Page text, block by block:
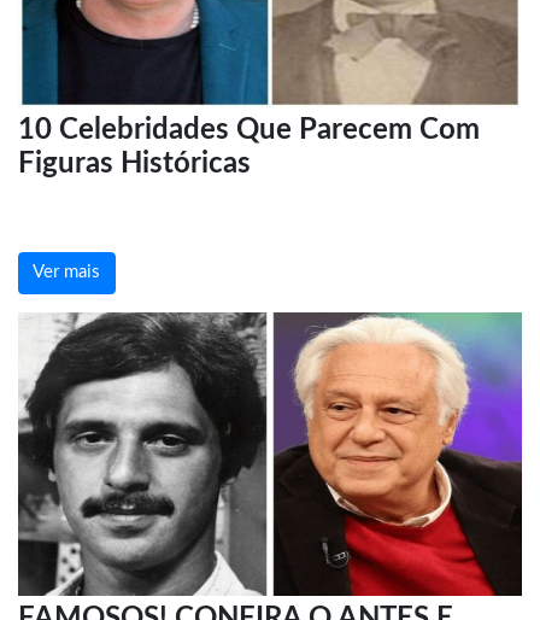
10 Celebridades Que Parecem Com
Figuras Históricas
Ver mais